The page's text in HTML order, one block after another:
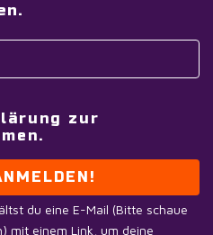
zur
du eine E-Mail (Bitte schaue
mit einem Link, um deine